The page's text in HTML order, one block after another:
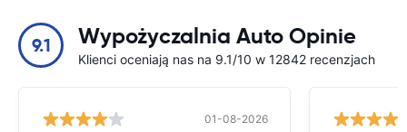
9.1 Wypożyczalnia Auto Opinie
Klienci oceniają nas na 9.1/10 w 12842 recenzjach
01-08-2026